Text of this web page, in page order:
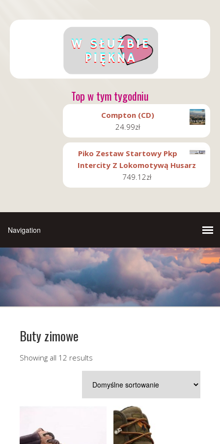
Top w tym tygodniu
Compton (CD)
24.99zł
Piko Zestaw Startowy Pkp
Intercity Z Lokomotywą Husarz
749.12zł
Buty zimowe
Showing all 12 results